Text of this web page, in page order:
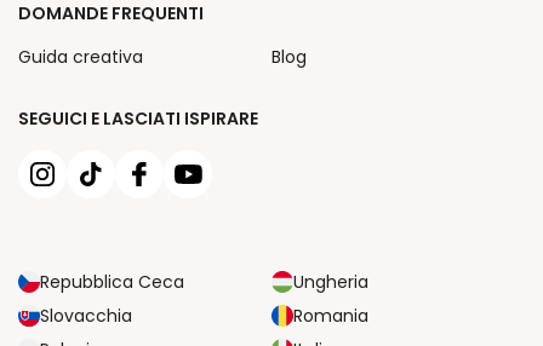
SEGUICI E LASCIATI ISPIRARE
Repubblica Ceca
Ungheria
Slovacchia
Romania
DOMANDE FREQUENTI
Guida creativa
Blog